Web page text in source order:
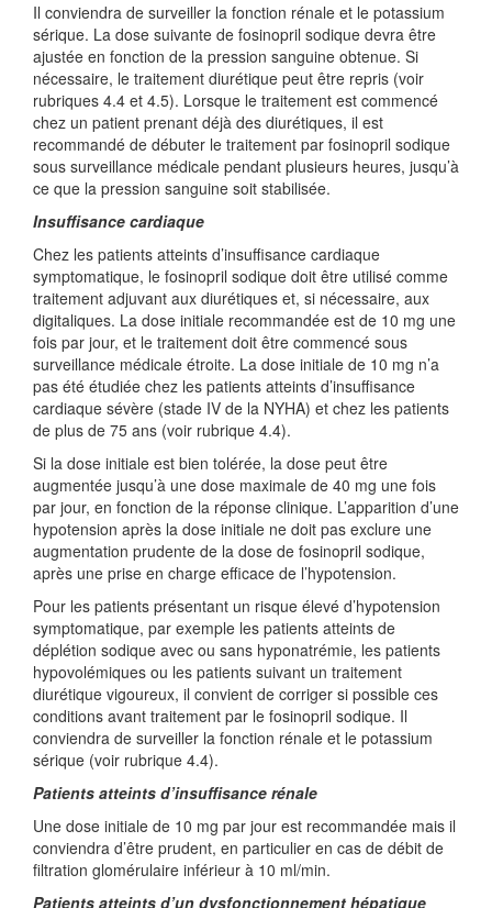
Il conviendra de surveiller la fonction rénale et le potassium
sérique. La dose suivante de fosinopril sodique devra être
ajustée en fonction de la pression sanguine obtenue. Si
nécessaire, le traitement diurétique peut être repris (voir
rubriques 4.4 et 4.5). Lorsque le traitement est commencé
chez un patient prenant déjà des diurétiques, il est
recommandé de débuter le traitement par fosinopril sodique
sous surveillance médicale pendant plusieurs heures, jusqu’à
ce que la pression sanguine soit stabilisée.
Insuffisance cardiaque
Chez les patients atteints d’insuffisance cardiaque
symptomatique, le fosinopril sodique doit être utilisé comme
traitement adjuvant aux diurétiques et, si nécessaire, aux
digitaliques. La dose initiale recommandée est de 10 mg une
fois par jour, et le traitement doit être commencé sous
surveillance médicale étroite. La dose initiale de 10 mg n’a
pas été étudiée chez les patients atteints d’insuffisance
cardiaque sévère (stade IV de la NYHA) et chez les patients
de plus de 75 ans (voir rubrique 4.4).
Si la dose initiale est bien tolérée, la dose peut être
augmentée jusqu’à une dose maximale de 40 mg une fois
par jour, en fonction de la réponse clinique. L’apparition d’une
hypotension après la dose initiale ne doit pas exclure une
augmentation prudente de la dose de fosinopril sodique,
après une prise en charge efficace de l’hypotension.
Pour les patients présentant un risque élevé d’hypotension
symptomatique, par exemple les patients atteints de
déplétion sodique avec ou sans hyponatrémie, les patients
hypovolémiques ou les patients suivant un traitement
diurétique vigoureux, il convient de corriger si possible ces
conditions avant traitement par le fosinopril sodique. Il
conviendra de surveiller la fonction rénale et le potassium
sérique (voir rubrique 4.4).
Patients atteints d’insuffisance rénale
Une dose initiale de 10 mg par jour est recommandée mais il
conviendra d’être prudent, en particulier en cas de débit de
filtration glomérulaire inférieur à 10 ml/min.
Patients atteints d’un dysfonctionnement hépatique